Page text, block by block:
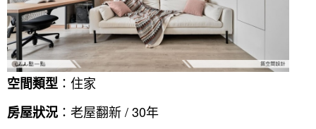
空間類型 ：住家
房屋狀況 ：老屋翻新 / 30年